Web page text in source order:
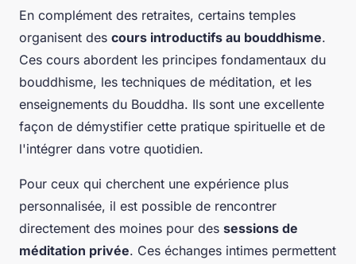
En complément des retraites, certains temples
organisent des cours introductifs au bouddhisme.
Ces cours abordent les principes fondamentaux du
bouddhisme, les techniques de méditation, et les
enseignements du Bouddha. Ils sont une excellente
façon de démystifier cette pratique spirituelle et de
l'intégrer dans votre quotidien.
Pour ceux qui cherchent une expérience plus
personnalisée, il est possible de rencontrer
directement des moines pour des sessions de
méditation privée. Ces échanges intimes permettent